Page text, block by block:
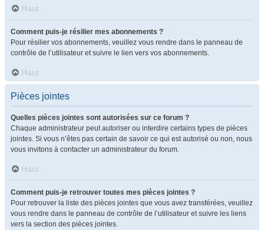
Haut
Comment puis-je résilier mes abonnements ?
Pour résilier vos abonnements, veuillez vous rendre dans le panneau de
contrôle de l’utilisateur et suivre le lien vers vos abonnements.
Haut
Pièces jointes
Quelles pièces jointes sont autorisées sur ce forum ?
Chaque administrateur peut autoriser ou interdire certains types de pièces
jointes. Si vous n’êtes pas certain de savoir ce qui est autorisé ou non, nous
vous invitons à contacter un administrateur du forum.
Haut
Comment puis-je retrouver toutes mes pièces jointes ?
Pour retrouver la liste des pièces jointes que vous avez transférées, veuillez
vous rendre dans le panneau de contrôle de l’utilisateur et suivre les liens
vers la section des pièces jointes.